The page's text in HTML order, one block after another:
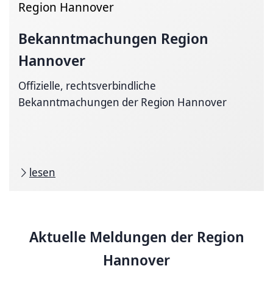
Region Hannover
Bekanntmachungen Region
Hannover
Offizielle, rechtsverbindliche
Bekanntmachungen der Region Hannover
lesen
Aktuelle Meldungen der Region
Hannover